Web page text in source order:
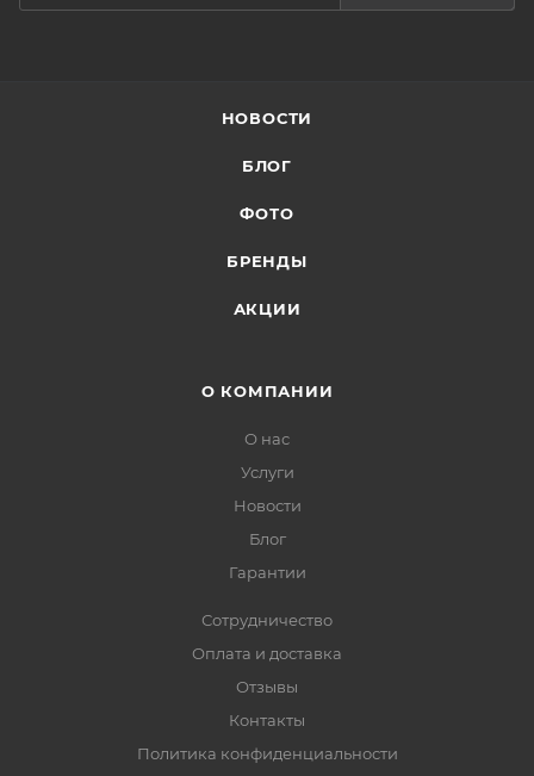
НОВОСТИ
БЛОГ
ФОТО
БРЕНДЫ
АКЦИИ
О КОМПАНИИ
О нас
Услуги
Новости
Блог
Гарантии
Сотрудничество
Оплата и доставка
Отзывы
Контакты
Политика конфиденциальности